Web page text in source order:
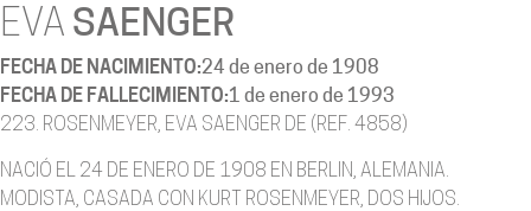
EVA SAENGER
FECHA DE NACIMIENTO:24 de enero de 1908
FECHA DE FALLECIMIENTO:1 de enero de 1993
223. ROSENMEYER, EVA SAENGER DE (REF. 4858)
NACIÓ EL 24 DE ENERO DE 1908 EN BERLIN, ALEMANIA.
MODISTA, CASADA CON KURT ROSENMEYER, DOS HIJOS.